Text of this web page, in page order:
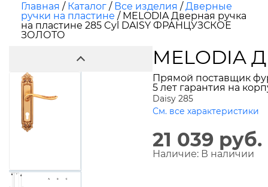
Главная / Каталог / Все изделия /Дверные
ручки на пластине / MELODIA Дверная ручка
на пластине 285 Cyl DAISY ФРАНЦУЗСКОЕ
ЗОЛОТО
MELODIA
Прямой поставщик
5 лет гарантия на
Daisy 285
См. все характеристики
21 039 руб.
Наличие: В наличии